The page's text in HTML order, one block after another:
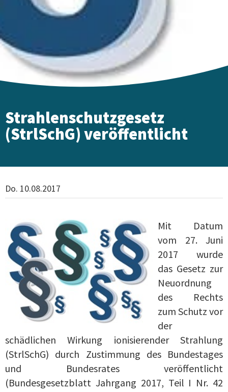
Strahlenschutzgesetz
(StrlSchG) veröffentlicht
Do. 10.08.2017
Mit Datum
vom 27. Juni
2017 wurde
das Gesetz zur
Neuordnung
des Rechts
zum Schutz vor
der
schädlichen Wirkung ionisierender Strahlung
(StrlSchG) durch Zustimmung des Bundestages
und Bundesrates veröffentlicht
(Bundesgesetzblatt Jahrgang 2017, Teil I Nr. 42